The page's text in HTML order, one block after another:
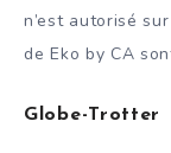
n’est autorisé
de Eko by CA
Globe-Trotter